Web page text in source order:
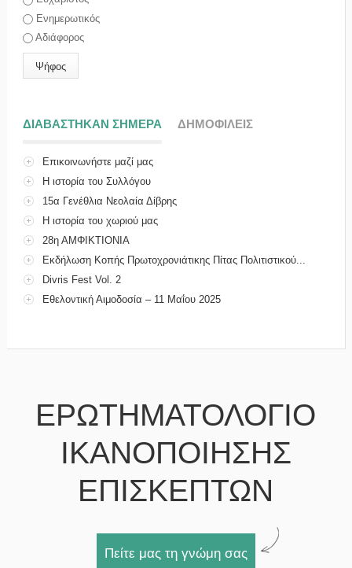
Ενημερωτικός
Αδιάφορος
ΔΙΑΒΑΣΤΗΚΑΝ ΣΗΜΕΡΑ (ΕΝΕΡΓΗ ΚΑΡΤΕΛΑ)
ΔΗΜΟΦΙΛΕΙΣ
Επικοινωνήστε μαζί μας
Η ιστορία του Συλλόγου
15α Γενέθλια Νεολαία Δίβρης
Η ιστορία του χωριού μας
28η ΑΜΦΙΚΤΙΟΝΙΑ
Εκδήλωση Κοπής Πρωτοχρονιάτικης Πίτας Πολιτιστικού...
Divris Fest Vol. 2
Εθελοντική Αιμοδοσία – 11 Μαΐου 2025
ΕΡΩΤΗΜΑΤΟΛΟΓΙΟ
ΙΚΑΝΟΠΟΙΗΣΗΣ
ΕΠΙΣΚΕΠΤΩΝ
Πείτε μας τη γνώμη σας